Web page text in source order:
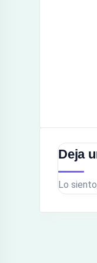
Deja
Lo